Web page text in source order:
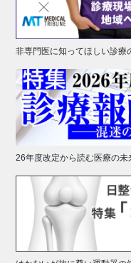
非専門医に知ってほしい診療
26年度改定から読む医療の未